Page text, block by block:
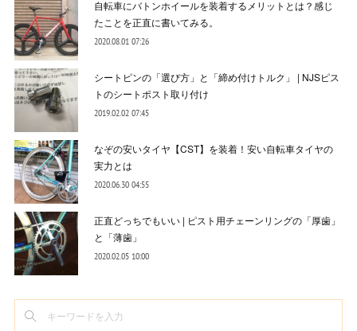
自転車にバトンホイールを装着するメリットとは？感じ
たことを正直に書いてみる。
2020.08.01 07:26
シートピンの「選び方」と「締め付けトルク」 | NJSピス
トのシートポスト取り付け
2019.02.02 07:45
なぞの安いタイヤ【CST】を装着！安い自転車タイヤの
実力とは
2020.06.30 04:55
正直どっちでもいい | ピスト用チェーンリングの「厚歯」
と「薄歯」
2020.02.05 10:00